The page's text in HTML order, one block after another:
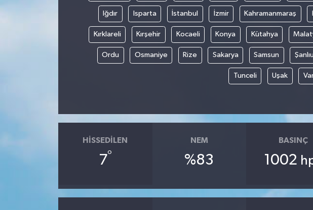
Iğdır Isparta İstanbul İzmir Kahramanmaraş
Kırklareli Kırşehir Kocaeli Konya Kütahya
Ordu Osmaniye Rize Sakarya Samsun
Tunceli Uşak
HISSEDILEN
7°
NEM
%83
BASINÇ
1002